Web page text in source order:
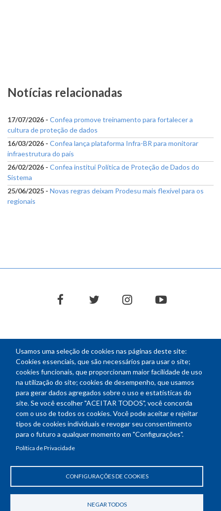
Usamos uma seleção de cookies nas páginas deste site:
Cookies essenciais, que são necessários para usar o site;
cookies funcionais, que proporcionam maior facilidade de uso
na utilização do site; cookies de desempenho, que usamos
para gerar dados agregados sobre o uso e estatísticas do
site. Se você escolher "ACEITAR TODOS", você concorda
com o uso de todos os cookies. Você pode aceitar e rejeitar
tipos de cookies individuais e revogar seu consentimento
para o futuro a qualquer momento em "Configurações".
Política de Privacidade
CONFIGURAÇÕES DE COOKIES
NEGAR TODOS
Notícias relacionadas
17/07/2026 - Confea promove treinamento para fortalecer a
cultura de proteção de dados
16/03/2026 - Confea lança plataforma Infra-BR para monitorar
infraestrutura do país
26/02/2026 - Confea institui Política de Proteção de Dados do
Sistema
25/06/2025 - Novas regras deixam Prodesu mais flexível para os
regionais
facebooktwitter instagramyoutube
NEWSLETTER
Endereço: SEPN 508, Bloco A
70740-541 - Brasília-DF
Horário de funcionamento: das 8h30 às 18h30
Política de Privacidade
Revogar consentimento de cookies